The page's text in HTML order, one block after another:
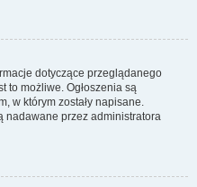
dotyczące przeglądanego
to możliwe. Ogłoszenia są
w którym zostały napisane.
nadawane przez administratora